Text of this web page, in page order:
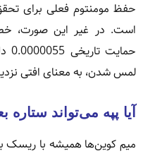
است. در غیر این صورت،
لمس شدن، به معنای افتی نزدیک به 50 درصد
آیا پپه می‌تواند ستاره
میم کوین‌ها همیشه با ریسک